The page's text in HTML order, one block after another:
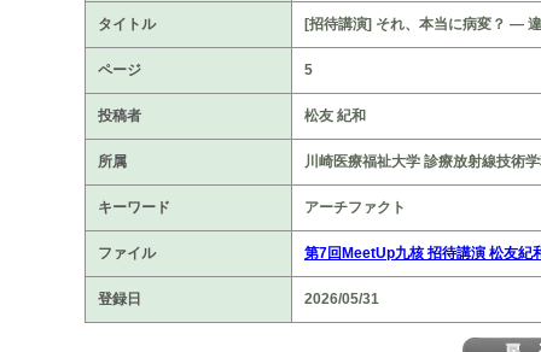
タイトル [招待講演] それ、本当に病変？ ―
ページ 5
投稿者 松友 紀和
所属 川崎医療福祉大学 診療放射線技術
キーワード アーチファクト
ファイル 第7回MeetUp九核 招待講演 松友
登録日 2026/05/31